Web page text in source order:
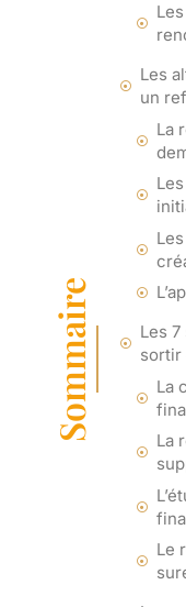
Sommaire
Les
un
La
Les
sortir
La
La
Le